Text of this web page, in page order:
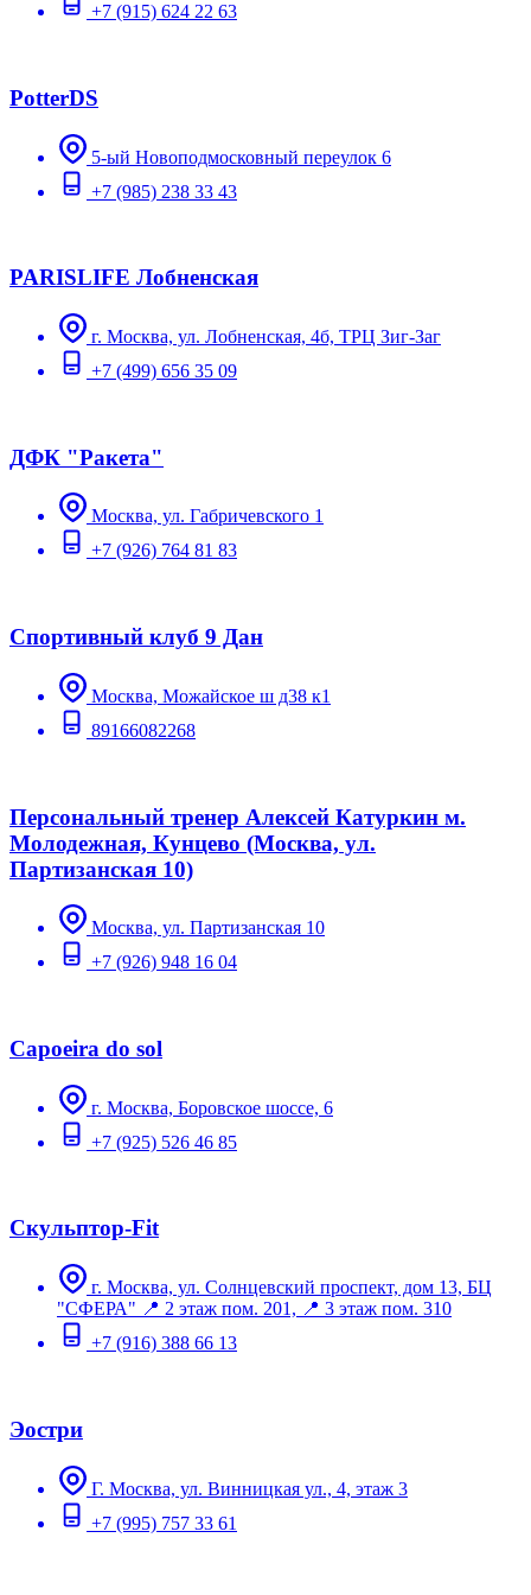
+7 (915) 624 22 63
PotterDS
5-ый Новоподмосковный переулок 6
+7 (985) 238 33 43
PARISLIFE Лобненская
г. Москва, ул. Лобненская, 4б, ТРЦ Зиг-Заг
+7 (499) 656 35 09
ДФК "Ракета"
Москва, ул. Габричевского 1
+7 (926) 764 81 83
Спортивный клуб 9 Дан
Москва, Можайское ш д38 к1
89166082268
Персональный тренер Алексей Катуркин м.
Молодежная, Кунцево (Москва, ул.
Партизанская 10)
Москва, ул. Партизанская 10
+7 (926) 948 16 04
Capoeira do sol
г. Москва, Боровское шоссе, 6
+7 (925) 526 46 85
Скульптор-Fit
г. Москва, ул. Солнцевский проспект, дом 13, БЦ
"СФЕРА" 📍 2 этаж пом. 201, 📍 3 этаж пом. 310
+7 (916) 388 66 13
Эостри
Г. Москва, ул. Винницкая ул., 4, этаж 3
+7 (995) 757 33 61